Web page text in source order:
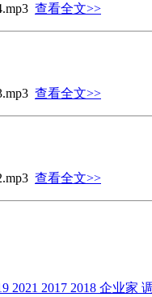
查看全文>>
查看全文>>
查看全文>>
2021 2017 2018 企业家